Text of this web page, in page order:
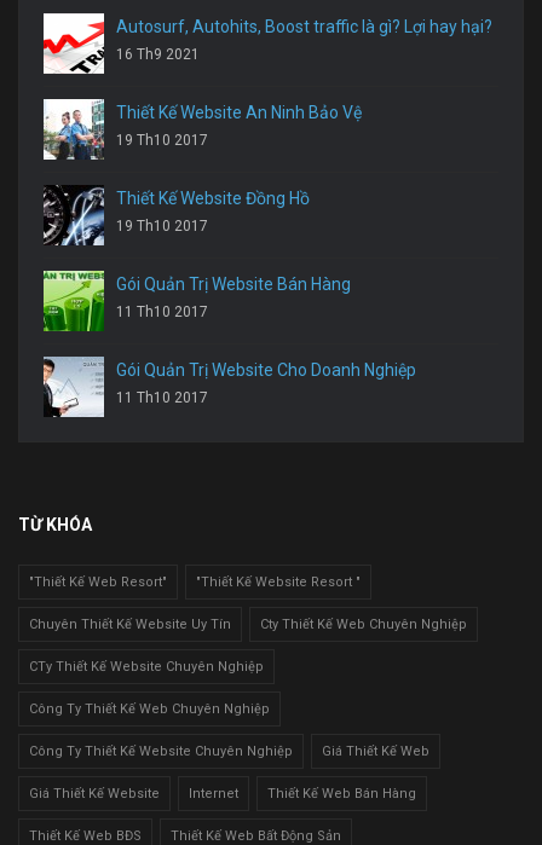
Autosurf, Autohits, Boost traffic là gì? Lợi hay hại?
16 Th9 2021
Thiết Kế Website An Ninh Bảo Vệ
19 Th10 2017
Thiết Kế Website Đồng Hồ
19 Th10 2017
Gói Quản Trị Website Bán Hàng
11 Th10 2017
Gói Quản Trị Website Cho Doanh Nghiệp
11 Th10 2017
TỪ KHÓA
"Thiết Kế Web Resort" "Thiết Kế Website Resort "
Chuyên Thiết Kế Website Uy Tín Cty Thiết Kế Web Chuyên Nghiệp
CTy Thiết Kế Website Chuyên Nghiệp
Công Ty Thiết Kế Web Chuyên Nghiệp
Công Ty Thiết Kế Website Chuyên Nghiệp Giá Thiết Kế Web
Giá Thiết Kế Website Internet Thiết Kế Web Bán Hàng
Thiết Kế Web BĐS Thiết Kế Web Bất Động Sản